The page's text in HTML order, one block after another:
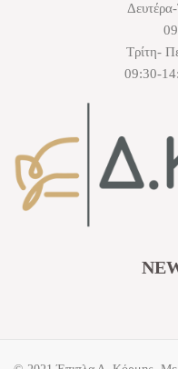
Τρίτη-
09:30-